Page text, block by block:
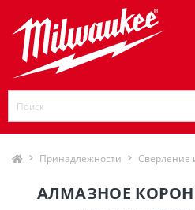
Принадлежности Сверление
АЛМАЗНОЕ